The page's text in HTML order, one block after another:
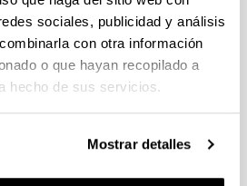
sociales, publicidad y análisis
con otra información
o que hayan recopilado a
hecho de sus servicios.
Mostrar detalles
de adjudicación.
a proyectos de innovación en